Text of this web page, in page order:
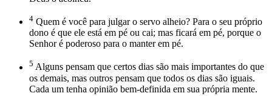
4 Quem é você para julgar o servo alheio? Para o seu próprio
dono é que ele está em pé ou cai; mas ficará em pé, porque o
Senhor é poderoso para o manter em pé.
5 Alguns pensam que certos dias são mais importantes do que
os demais, mas outros pensam que todos os dias são iguais.
Cada um tenha opinião bem-definida em sua própria mente.